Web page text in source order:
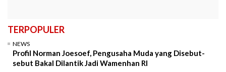
TERPOPULER
NEWS
Profil Norman Joesoef, Pengusaha Muda yang Disebut-
sebut Bakal Dilantik Jadi Wamenhan RI